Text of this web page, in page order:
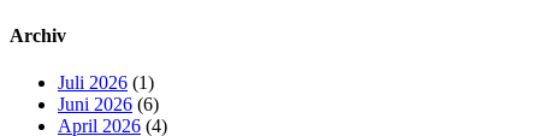
Archiv
Juli 2026 (1)
Juni 2026 (6)
April 2026 (4)